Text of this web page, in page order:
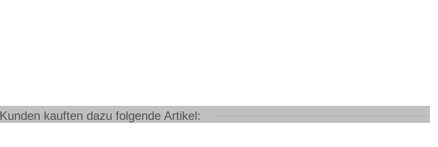
Kunden kauften dazu folgende Artikel: